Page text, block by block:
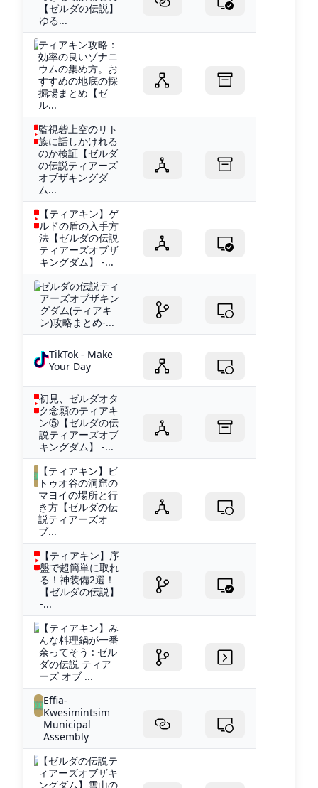
【ゼルダの伝説】
ゆる...
ティアキン攻略：
効率の良いゾナニ
ウムの集め方。お
すすめの地底の採
掘場まとめ【ゼ
ル...
監視砦上空のリト
族に話しかけれる
のか検証【ゼルダ
の伝説ティアーズ
オブザキングダ
ム...
【ティアキン】ゲ
ルドの盾の入手方
法【ゼルダの伝説
ティアーズオブザ
キングダム】 -...
ゼルダの伝説ティ
アーズオブザキン
グダム(ティアキ
ン)攻略まとめ-...
TikTok - Make
Your Day
初見、ゼルダオタ
ク念願のティアキ
ン⑤【ゼルダの伝
説ティアーズオブ
キングダム】 -...
【ティアキン】ビ
トゥオ谷の洞窟の
マヨイの場所と行
き方【ゼルダの伝
説ティアーズオ
ブ...
【ティアキン】序
盤で超簡単に取れ
る！神装備2選！
【ゼルダの伝説】
-...
【ティアキン】み
んな料理鍋が一番
余ってそう : ゼル
ダの伝説 ティア
ーズ オブ ...
Effia-
Kwesimintsim
Municipal
Assembly
【ゼルダの伝説テ
ィアーズオブザキ
ングダム】雪山の